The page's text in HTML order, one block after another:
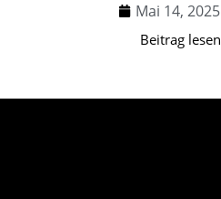
Mai 14, 2025
Beitrag lesen